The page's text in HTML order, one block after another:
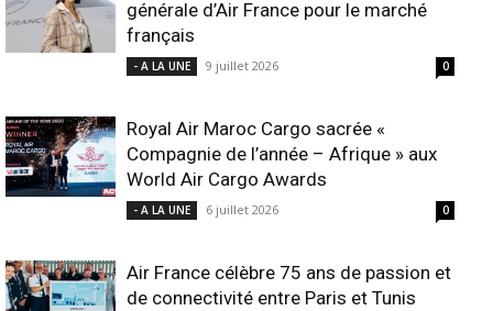
générale d’Air France pour le marché
français
- A LA UNE 9 juillet 2026 0
Royal Air Maroc Cargo sacrée «
Compagnie de l’année – Afrique » aux
World Air Cargo Awards
- A LA UNE 6 juillet 2026 0
Air France célèbre 75 ans de passion et
de connectivité entre Paris et Tunis